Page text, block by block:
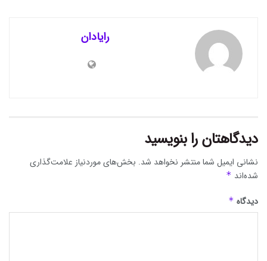
رایادان
دیدگاهتان را بنویسید
نشانی ایمیل شما منتشر نخواهد شد. بخش‌های موردنیاز علامت‌گذاری
شده‌اند *
دیدگاه *